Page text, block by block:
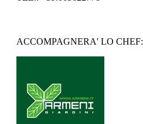
ACCOMPAGNERA' LO CHEF: